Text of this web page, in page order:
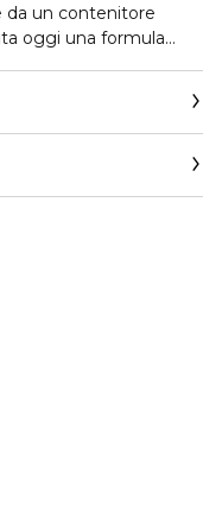
da un contenitore
oggi una formula
avere unghie più belle
prime applicazioni.